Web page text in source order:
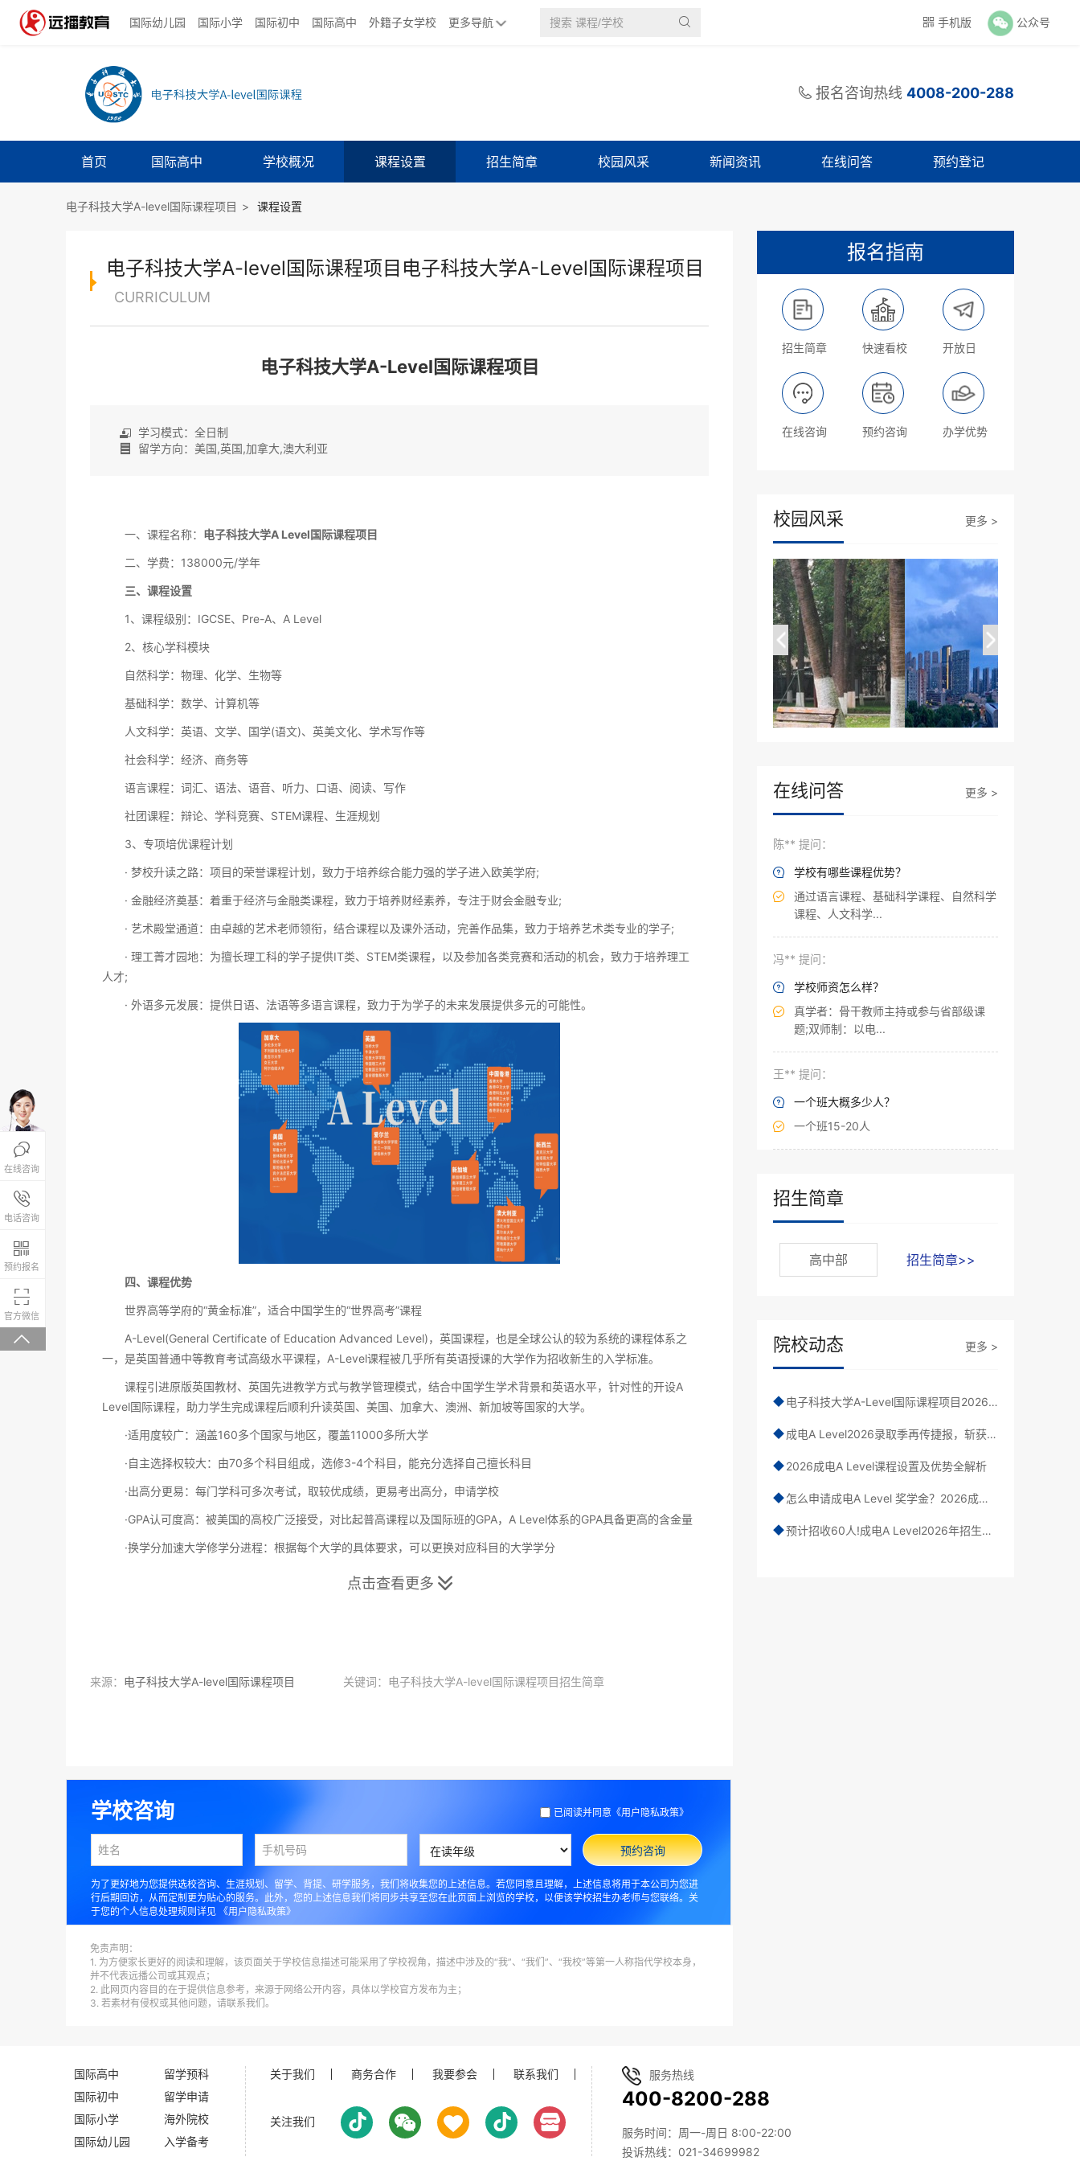
国际幼儿园 国际小学 国际初中 国际高中 外籍子女学校 更多导航   手机版 公众号
 报名咨询热线 4008-200-288
首页 国际高中 学校概况 课程设置 招生简章 校园风采 新闻资讯 在线问答 预约登记
电子科技大学A-level国际课程项目 > 课程设置
电子科技大学A-level国际课程项目电子科技大学A-Level国际课程项目
CURRICULUM
电子科技大学A-Level国际课程项目
 学习模式：全日制
 留学方向：美国,英国,加拿大,澳大利亚
一、课程名称： 电子科技大学A Level国际课程项目
二、学费：138000元/学年
三、课程设置
1、课程级别：IGCSE、Pre-A、A Level
2、核心学科模块
自然科学：物理、化学、生物等
基础科学：数学、计算机等
人文科学：英语、文学、国学(语文)、英美文化、学术写作等
社会科学：经济、商务等
语言课程：词汇、语法、语音、听力、口语、阅读、写作
社团课程：辩论、学科竞赛、STEM课程、生涯规划
3、专项培优课程计划
· 梦校升读之路：项目的荣誉课程计划，致力于培养综合能力强的学子进入欧美学府;
· 金融经济奠基：着重于经济与金融类课程，致力于培养财经素养，专注于财会金融专业;
· 艺术殿堂通道：由卓越的艺术老师领衔，结合课程以及课外活动，完善作品集，致力于培养艺术类专业的学子;
· 理工菁才园地：为擅长理工科的学子提供IT类、STEM类课程，以及参加各类竞赛和活动的机会，致力于培养理工
人才;
· 外语多元发展：提供日语、法语等多语言课程，致力于为学子的未来发展提供多元的可能性。
四、课程优势
世界高等学府的“黄金标准”，适合中国学生的“世界高考”课程
A-Level(General Certificate of Education Advanced Level)，英国课程，也是全球公认的较为系统的课程体系之
一，是英国普通中等教育考试高级水平课程，A-Level课程被几乎所有英语授课的大学作为招收新生的入学标准。
课程引进原版英国教材、英国先进教学方式与教学管理模式，结合中国学生学术背景和英语水平，针对性的开设A
Level国际课程，助力学生完成课程后顺利升读英国、美国、加拿大、澳洲、新加坡等国家的大学。
·适用度较广：涵盖160多个国家与地区，覆盖11000多所大学
·自主选择权较大：由70多个科目组成，选修3-4个科目，能充分选择自己擅长科目
·出高分更易：每门学科可多次考试，取较优成绩，更易考出高分，申请学校
·GPA认可度高：被美国的高校广泛接受，对比起普高课程以及国际班的GPA，A Level体系的GPA具备更高的含金量
·换学分加速大学修学分进程：根据每个大学的具体要求，可以更换对应科目的大学学分
点击查看更多 
来源： 电子科技大学A-level国际课程项目 关键词：电子科技大学A-level国际课程项目招生简章
学校咨询 已阅读并同意 《用户隐私政策》
为了更好地为您提供选校咨询、生涯规划、留学、背提、研学服务，我们将收集您的上述信息。若您同意且理解，上述信息将用于本公司为您进
行后期回访，从而定制更为贴心的服务。此外，您的上述信息我们将同步共享至您在此页面上浏览的学校，以便该学校招生办老师与您联络。关
于您的个人信息处理规则详见 《用户隐私政策》
预约咨询
免责声明：
1. 为方便家长更好的阅读和理解，该页面关于学校信息描述可能采用了学校视角，描述中涉及的“我”、“我们”、“我校”等第一人称指代学校本身，
并不代表远播公司或其观点；
2. 此网页内容目的在于提供信息参考，来源于网络公开内容，具体以学校官方发布为主；
3. 若素材有侵权或其他问题，请联系我们。
报名指南
招生简章 快速看校 开放日
在线咨询 预约咨询 办学优势
校园风采 更多 >
在线问答 更多 >
陈** 提问：
 学校有哪些课程优势？

通过语言课程、基础科学课程、自然科学
课程、人文科学...
冯** 提问：
 学校师资怎么样？

真学者：骨干教师主持或参与省部级课
题;双师制：以电...
王** 提问：
 一个班大概多少人？
 一个班15-20人
招生简章
高中部 招生简章>>
院校动态 更多 >
◆ 电子科技大学A-Level国际课程项目2026-2027学年秋季招生简章
◆ 成电A Level2026录取季再传捷报，斩获三所“哈佛级”学校！
◆ 2026成电A Level课程设置及优势全解析
◆ 怎么申请成电A Level 奖学金？2026成电A Level奖学金政策
◆ 预计招收60人!成电A Level2026年招生要求、招生对象、报名流程
国际高中
国际初中
国际小学
国际幼儿园
留学预科
留学申请
海外院校
入学备考
关于我们 商务合作 我要参会 联系我们
关注我们
服务热线
400-8200-288
服务时间：周一-周日 8:00-22:00
投诉热线：021-34699982

在线咨询

电话咨询

预约报名

官方微信 微信关注，回复“学校大礼包”有惊喜
